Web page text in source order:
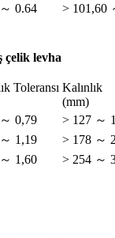
0.64 > 101,60
çelik levha
Toleransı Kalınlık
(mm)
0,79 > 127 ～
1,19 > 178 ～
1,60 > 254 ～